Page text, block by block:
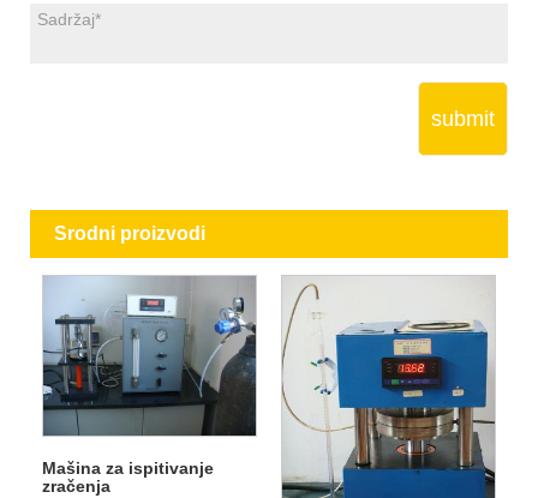
submit
Srodni proizvodi
Mašina za ispitivanje
zračenja